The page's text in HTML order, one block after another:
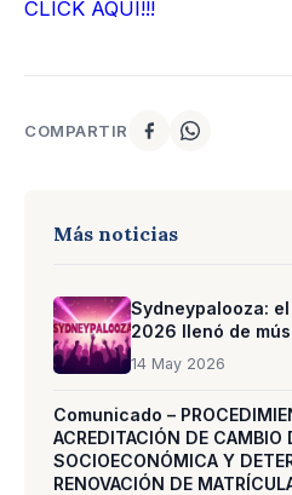
CLICK AQUÍ!!!
COMPARTIR
Más noticias
Sydneypalooza:
2026 llenó de
14 May 2026
Comunicado –
ACREDITACIÓN DE CAMBIO
SOCIOECONÓMICA Y
RENOVACIÓN DE